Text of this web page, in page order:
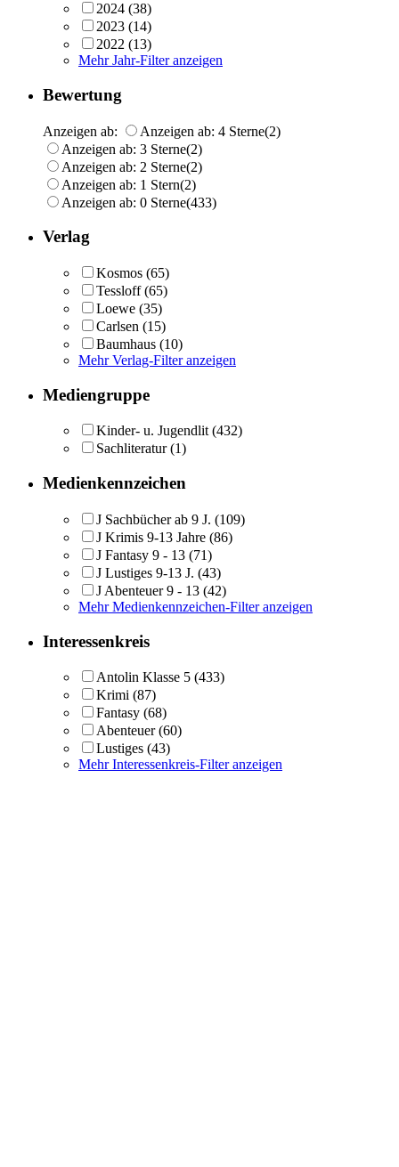
2024 (38)
2023 (14)
2022 (13)
Mehr Jahr-Filter anzeigen
Bewertung
Anzeigen ab: Anzeigen ab: 4 Sterne(2)
Anzeigen ab: 3 Sterne(2)
Anzeigen ab: 2 Sterne(2)
Anzeigen ab: 1 Stern(2)
Anzeigen ab: 0 Sterne(433)
Verlag
Kosmos (65)
Tessloff (65)
Loewe (35)
Carlsen (15)
Baumhaus (10)
Mehr Verlag-Filter anzeigen
Mediengruppe
Kinder- u. Jugendlit (432)
Sachliteratur (1)
Medienkennzeichen
J Sachbücher ab 9 J. (109)
J Krimis 9-13 Jahre (86)
J Fantasy 9 - 13 (71)
J Lustiges 9-13 J. (43)
J Abenteuer 9 - 13 (42)
Mehr Medienkennzeichen-Filter anzeigen
Interessenkreis
Antolin Klasse 5 (433)
Krimi (87)
Fantasy (68)
Abenteuer (60)
Lustiges (43)
Mehr Interessenkreis-Filter anzeigen